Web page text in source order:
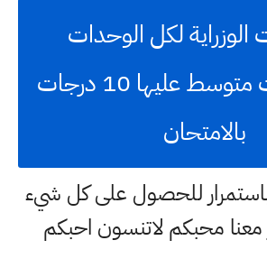
الوزراية لكل الوحدات
انكليزي ثالث متوسط عليها 10 درجات
بالامتحان
باستمرار للحصول على كل شيء
محبكم لاتنسون احبكم